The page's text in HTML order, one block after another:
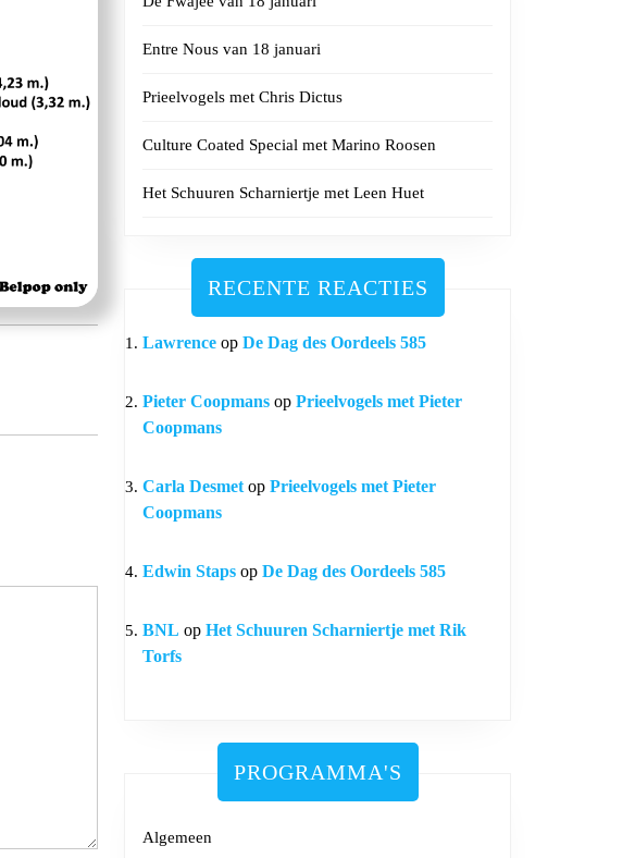
Entre Nous van 18 januari
Prieelvogels met Chris Dictus
Culture Coated Special met Marino Roosen
Het Schuuren Scharniertje met Leen Huet
RECENTE REACTIES
Lawrence op De Dag des Oordeels 585
Pieter Coopmans op Prieelvogels met Pieter
Coopmans
Carla Desmet op Prieelvogels met Pieter
Coopmans
Edwin Staps op De Dag des Oordeels 585
BNL op Het Schuuren Scharniertje met Rik
Torfs
PROGRAMMA'S
Algemeen